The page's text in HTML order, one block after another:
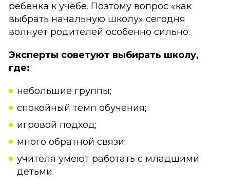
ребёнка к учёбе. Поэтому вопрос «как
выбрать начальную школу» сегодня
волнует родителей особенно сильно.
Эксперты советуют выбирать школу,
где:
небольшие группы;
спокойный темп обучения;
игровой подход;
много обратной связи;
учителя умеют работать с младшими
детьми.